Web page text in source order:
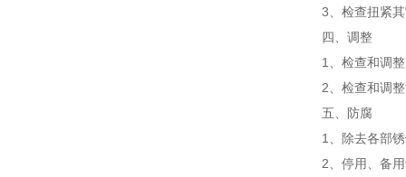
3、检查扭紧
四、调整
1、检查和调
2、检查和调
五、防腐
1、除去各部
2、停用、备